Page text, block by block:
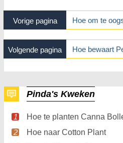
Vorige pagina Hoe om te
Volgende pagina Hoe bewaart
Pinda's Kweken
Hoe te planten Canna
Hoe naar Cotton Plant